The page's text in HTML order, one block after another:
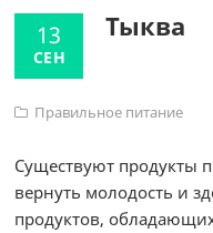
13
СЕН
Тыква
Правильное питание
Существуют продукты
вернуть молодость и
продуктов,